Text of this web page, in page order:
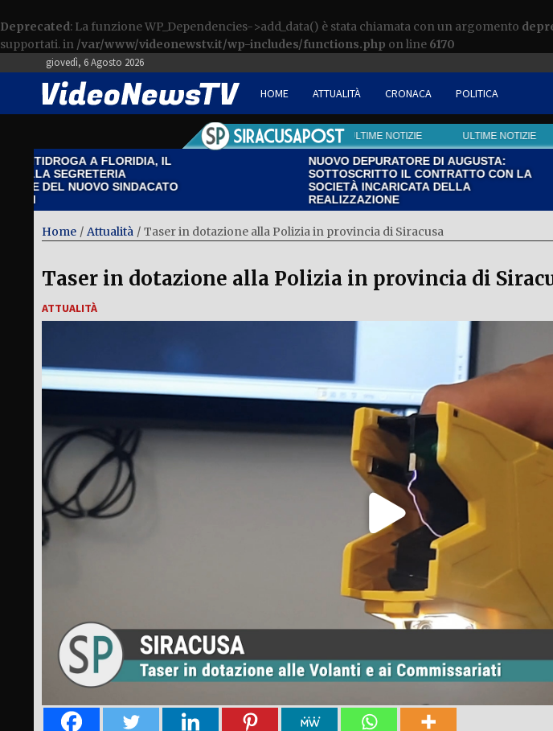
Deprecated: La funzione WP_Dependencies->add_data() è stata chiamata con un argomento
supportati. in /var/www/videonewstv.it/wp-includes/functions.php on line 6170
giovedì, 6 Agosto 2026
HOME ATTUALITÀ CRONACA POLITICA
ULTIME NOTIZIE ULTIME NOTIZIE ULTIME NOTIZIE
A FLORIDIA, IL
SEGRETERIA
DEL NUOVO SINDACATO
NUOVO DEPURATORE DI AUGUSTA:
SOTTOSCRITTO IL CONTRATTO CON LA
SOCIETÀ INCARICATA DELLA
REALIZZAZIONE
Home Attualità Taser in dotazione alla Polizia in provincia di Siracusa
Taser in dotazione alla Polizia in provincia di
ATTUALITÀ